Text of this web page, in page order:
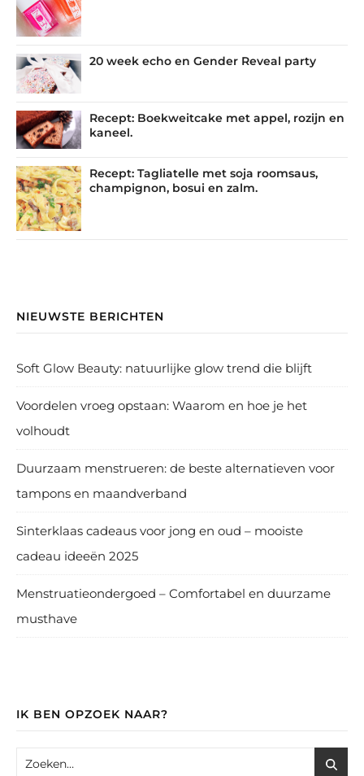
20 week echo en Gender Reveal party
Recept: Boekweitcake met appel, rozijn en
kaneel.
Recept: Tagliatelle met soja roomsaus,
champignon, bosui en zalm.
NIEUWSTE BERICHTEN
Soft Glow Beauty: natuurlijke glow trend die blijft
Voordelen vroeg opstaan: Waarom en hoe je het
volhoudt
Duurzaam menstrueren: de beste alternatieven voor
tampons en maandverband
Sinterklaas cadeaus voor jong en oud – mooiste
cadeau ideeën 2025
Menstruatieondergoed – Comfortabel en duurzame
musthave
IK BEN OPZOEK NAAR?